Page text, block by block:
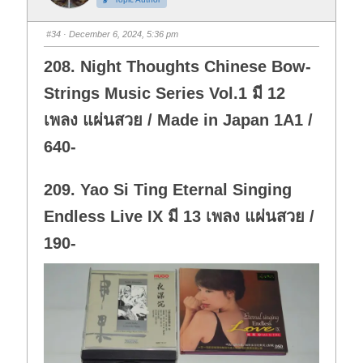
m
d
o
n
.
m
u
p
#34 · December 6, 2024, 5:36 pm
208. Night Thoughts Chinese Bow-
Strings Music Series Vol.1 มี 12
เพลง แผ่นสวย / Made in Japan 1A1 /
640-
209. Yao Si Ting Eternal Singing
Endless Live IX มี 13 เพลง แผ่นสวย /
190-